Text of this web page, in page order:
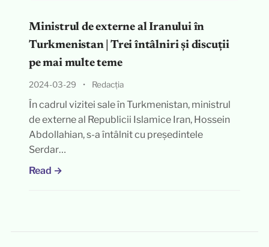
Ministrul de externe al Iranului în
Turkmenistan | Trei întâlniri și discuții
pe mai multe teme
2024-03-29 • Redacția
În cadrul vizitei sale în Turkmenistan, ministrul
de externe al Republicii Islamice Iran, Hossein
Abdollahian, s-a întâlnit cu președintele
Serdar…
Read →